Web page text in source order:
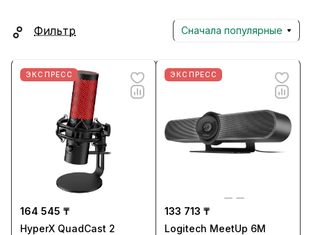
Фильтр Сначала популярные
ЭКСПРЕСС
164 545 ₸
HyperX QuadCast 2
ЭКСПРЕСС
133 713 ₸
Logitech MeetUp 6M